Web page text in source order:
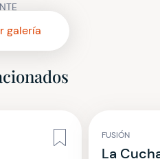
galería
FUSIÓN
La